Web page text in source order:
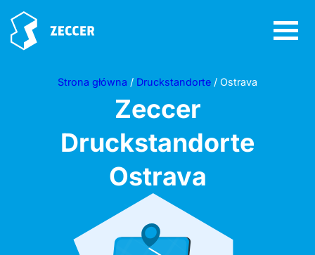
Strona główna / Druckstandorte / Ostrava
Zeccer
Druckstandorte
Ostrava